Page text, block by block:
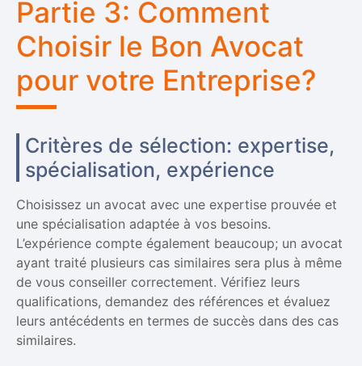
Partie 3: Comment
Choisir le Bon Avocat
pour votre Entreprise?
Critères de sélection: expertise,
spécialisation, expérience
Choisissez un avocat avec une expertise prouvée et
une spécialisation adaptée à vos besoins.
L’expérience compte également beaucoup; un avocat
ayant traité plusieurs cas similaires sera plus à même
de vous conseiller correctement. Vérifiez leurs
qualifications, demandez des références et évaluez
leurs antécédents en termes de succès dans des cas
similaires.